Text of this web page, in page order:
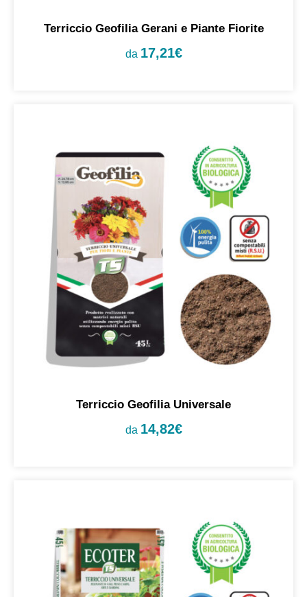
Terriccio Geofilia Gerani e Piante Fiorite
da 17,21€
Terriccio Geofilia Universale
da 14,82€